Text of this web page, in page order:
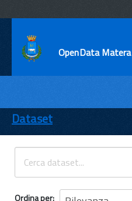
OpenData Matera
ENTI
TEMI
INFORMAZIONI
Dataset
Ordina per